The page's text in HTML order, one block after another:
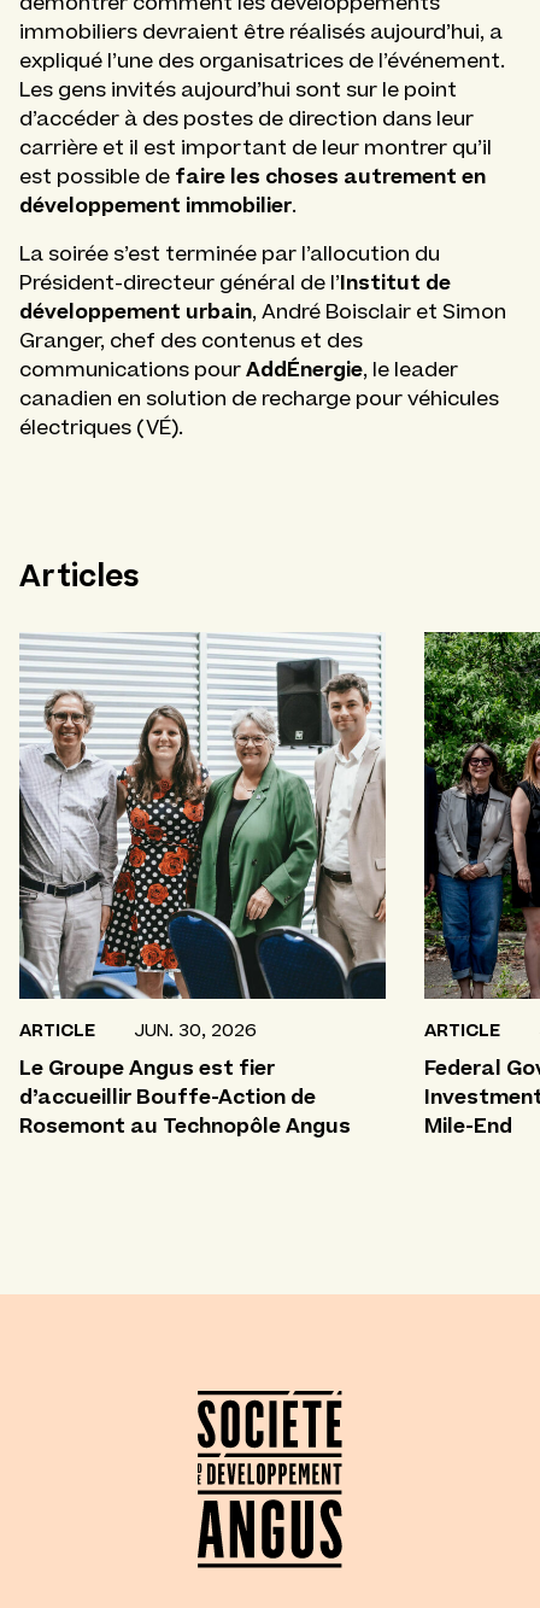
immobiliers devraient être réalisés aujourd’hui, a
expliqué l’une des organisatrices de l’événement.
Les gens invités aujourd’hui sont sur le point
d’accéder à des postes de direction dans leur
carrière et il est important de leur montrer qu’il
est possible de faire les choses autrement en
développement immobilier.
La soirée s’est terminée par l’allocution du
Président-directeur général de l’Institut de
développement urbain, André Boisclair et Simon
Granger, chef des contenus et des
communications pour AddÉnergie, le leader
canadien en solution de recharge pour véhicules
électriques (VÉ).
Articles
ARTICLE JUN. 30, 2026
Le Groupe Angus est fier
d’accueillir Bouffe-Action de
Rosemont au Technopôle Angus
ARTICLE
Federal
Mile-End